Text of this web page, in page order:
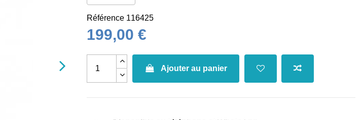
Référence 116425
199,00 €
Ajouter au panier